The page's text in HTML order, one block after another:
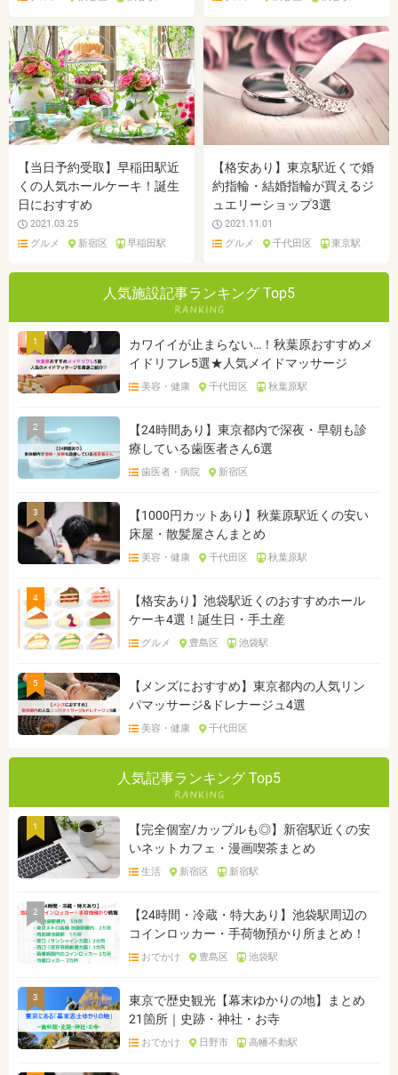
【当日予約受取】早稲田駅近
くの人気ホールケーキ！誕生
日におすすめ
2021.03.25
グルメ
新宿区 早稲田駅
【格安あり】東京駅近くで婚
約指輪・結婚指輪が買えるジ
ュエリーショップ3選
2021.11.01
グルメ
千代田区 東京駅
人気施設記事ランキング Top5
1
カワイイが止まらない…！秋葉原おすすめメ
イドリフレ5選★人気メイドマッサージ
美容・健康 千代田区 秋葉原駅
2
【24時間あり】東京都内で深夜・早朝も診
療している歯医者さん6選
歯医者・病院 新宿区
3
【1000円カットあり】秋葉原駅近くの安い
床屋・散髪屋さんまとめ
美容・健康 千代田区 秋葉原駅
4
【格安あり】池袋駅近くのおすすめホール
ケーキ4選！誕生日・手土産
グルメ 豊島区 池袋駅
5
【メンズにおすすめ】東京都内の人気リン
パマッサージ&ドレナージュ4選
美容・健康 千代田区
人気記事ランキング Top5
1
【完全個室/カップルも◎】新宿駅近くの安
いネットカフェ・漫画喫茶まとめ
生活 新宿区 新宿駅
2
【24時間・冷蔵・特大あり】池袋駅周辺の
コインロッカー・手荷物預かり所まとめ！
おでかけ 豊島区 池袋駅
3
東京で歴史観光【幕末ゆかりの地】まとめ
21箇所｜史跡・神社・お寺
おでかけ 日野市 高幡不動駅